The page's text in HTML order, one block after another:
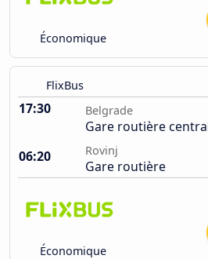
Économique
FlixBus
17:30 Belgrade
Gare routière
06:20
Rovinj
Gare routière
Économique